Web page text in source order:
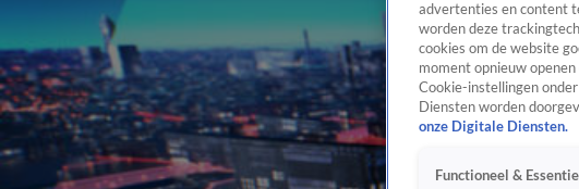
advertenties en content
worden deze
cookies om de website
moment opnieuw
Cookie-instellingen
Diensten worden
onze Digitale Diensten.
Functioneel &